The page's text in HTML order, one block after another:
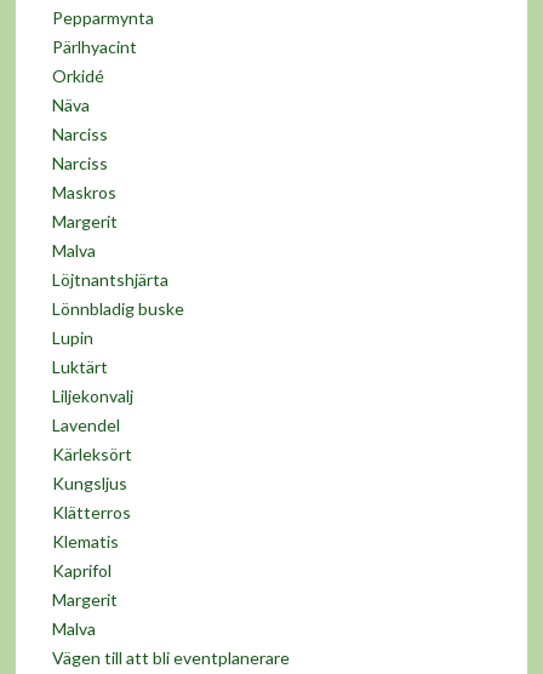
Pepparmynta
Pärlhyacint
Orkidé
Näva
Narciss
Narciss
Maskros
Margerit
Malva
Löjtnantshjärta
Lönnbladig buske
Lupin
Luktärt
Liljekonvalj
Lavendel
Kärleksört
Kungsljus
Klätterros
Klematis
Kaprifol
Margerit
Malva
Vägen till att bli eventplanerare